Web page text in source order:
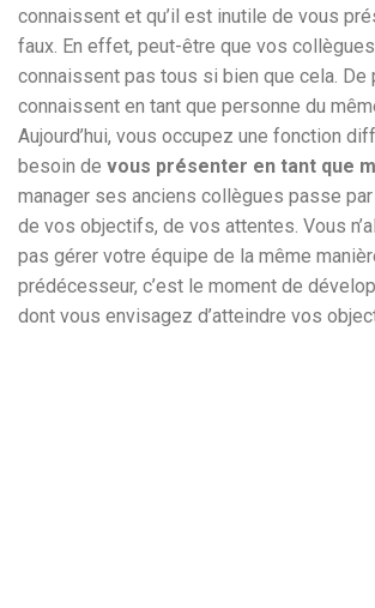
connaissent et qu’il est inutile de vous
faux. En effet, peut-être que vos
connaissent pas tous si bien que cela. De
connaissent en tant que personne du
Aujourd’hui, vous occupez une fonction
besoin de vous présenter en tant que
manager ses anciens collègues passe
de vos objectifs, de vos attentes. Vous
pas gérer votre équipe de la même
prédécesseur, c’est le moment de
dont vous envisagez d’atteindre vos